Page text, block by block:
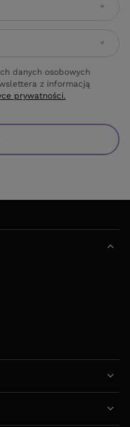
danych osobowych
z informacją
prywatności.